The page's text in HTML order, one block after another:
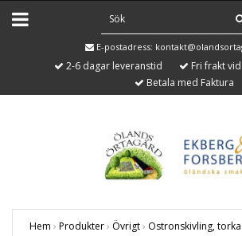
E-postadress:
2-6 dagar leveranstid
Fri frakt
Betala med Faktura
Hem › Produkter› Övrigt› Ostronskivling,